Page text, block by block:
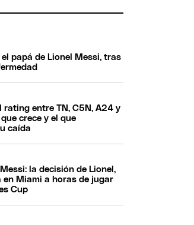
papá de Lionel Messi, tras
rating entre TN, C5N, A24 y
que crece y el que
caída
la decisión de Lionel,
en Miami a horas de jugar
Cup